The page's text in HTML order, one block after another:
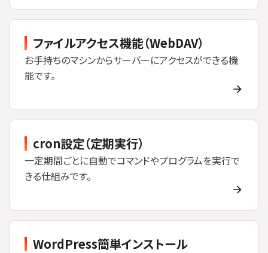
ファイルアクセス機能（WebDAV）
お手持ちのマシンからサーバーにアクセスができる機
能です。
cron設定（定期実行）
一定期間ごとに自動でコマンドやプログラムを実行で
きる仕組みです。
WordPress簡単インストール